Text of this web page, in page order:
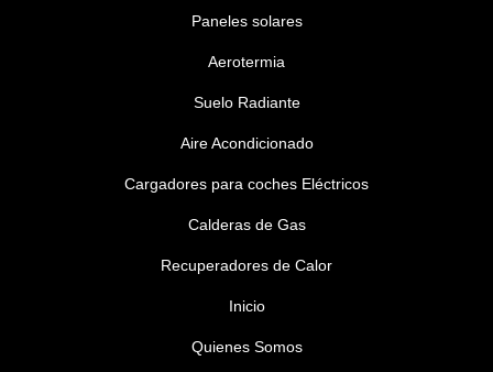
Paneles solares
Aerotermia
Suelo Radiante
Aire Acondicionado
Cargadores para coches Eléctricos
Calderas de Gas
Recuperadores de Calor
Inicio
Quienes Somos